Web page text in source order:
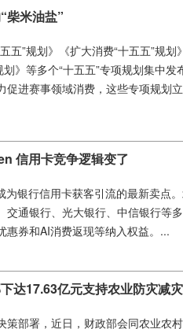
柴米油盐”
五”规划》《扩大消费“十五五”规划
》等多个“十五五”专项规划集中
促进赛事领域消费，这些专项规划
增长点、提振消费的实践路径。...
信用卡竞争逻辑变了
为银行信用卡获客引流的最新卖点
交通银行、光大银行、中信银行等
惠券和AI消费返现等纳入权益。...
达17.63亿元支持农业防灾减灾
策部署，近日，财政部会同农业农